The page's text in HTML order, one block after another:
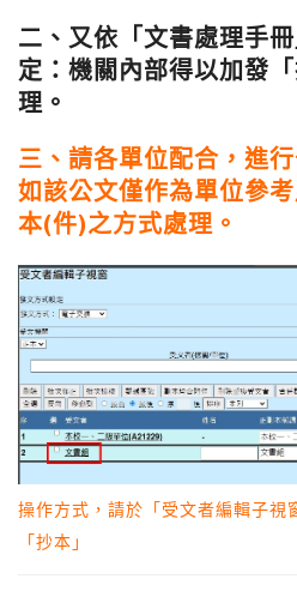
二、又依「文書處理手
定：機關內部得以加發
理。
三、請各單位配合，進
如該公文僅作為單位參
本(件)之方式處理。
操作方式，請於「受文者編輯子視
「抄本」